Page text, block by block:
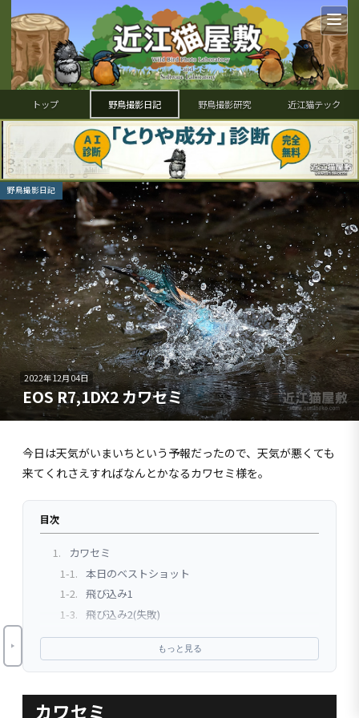
トップ 野鳥撮影日記 野鳥撮影研究 近江猫テック
野鳥撮影日記
2022年12月04日
EOS R7,1DX2 カワセミ
今日は天気がいまいちという予報だったので、天気が悪くても
来てくれさえすればなんとかなるカワセミ様を。
目次
1.
カワセミ
1-1. 本日のベストショット
1-2. 飛び込み1
1-3. 飛び込み2(失敗)
1-4. 大きな魚おひろめ
1-6. 水浴び1
1-7. 水浴び2
もっと見る
カワセミ